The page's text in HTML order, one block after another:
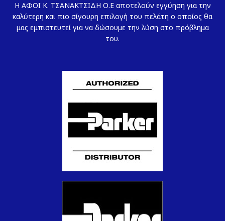
Η ΑΦΟΙ Κ. ΤΣΑΝΑΚΤΣΙΔΗ Ο.Ε αποτελούν εγγύηση για την
καλύτερη και πιο σίγουρη επιλογή του πελάτη ο οποίος θα
μας εμπιστευτεί για να δώσουμε την λύση στο πρόβλημα
του.